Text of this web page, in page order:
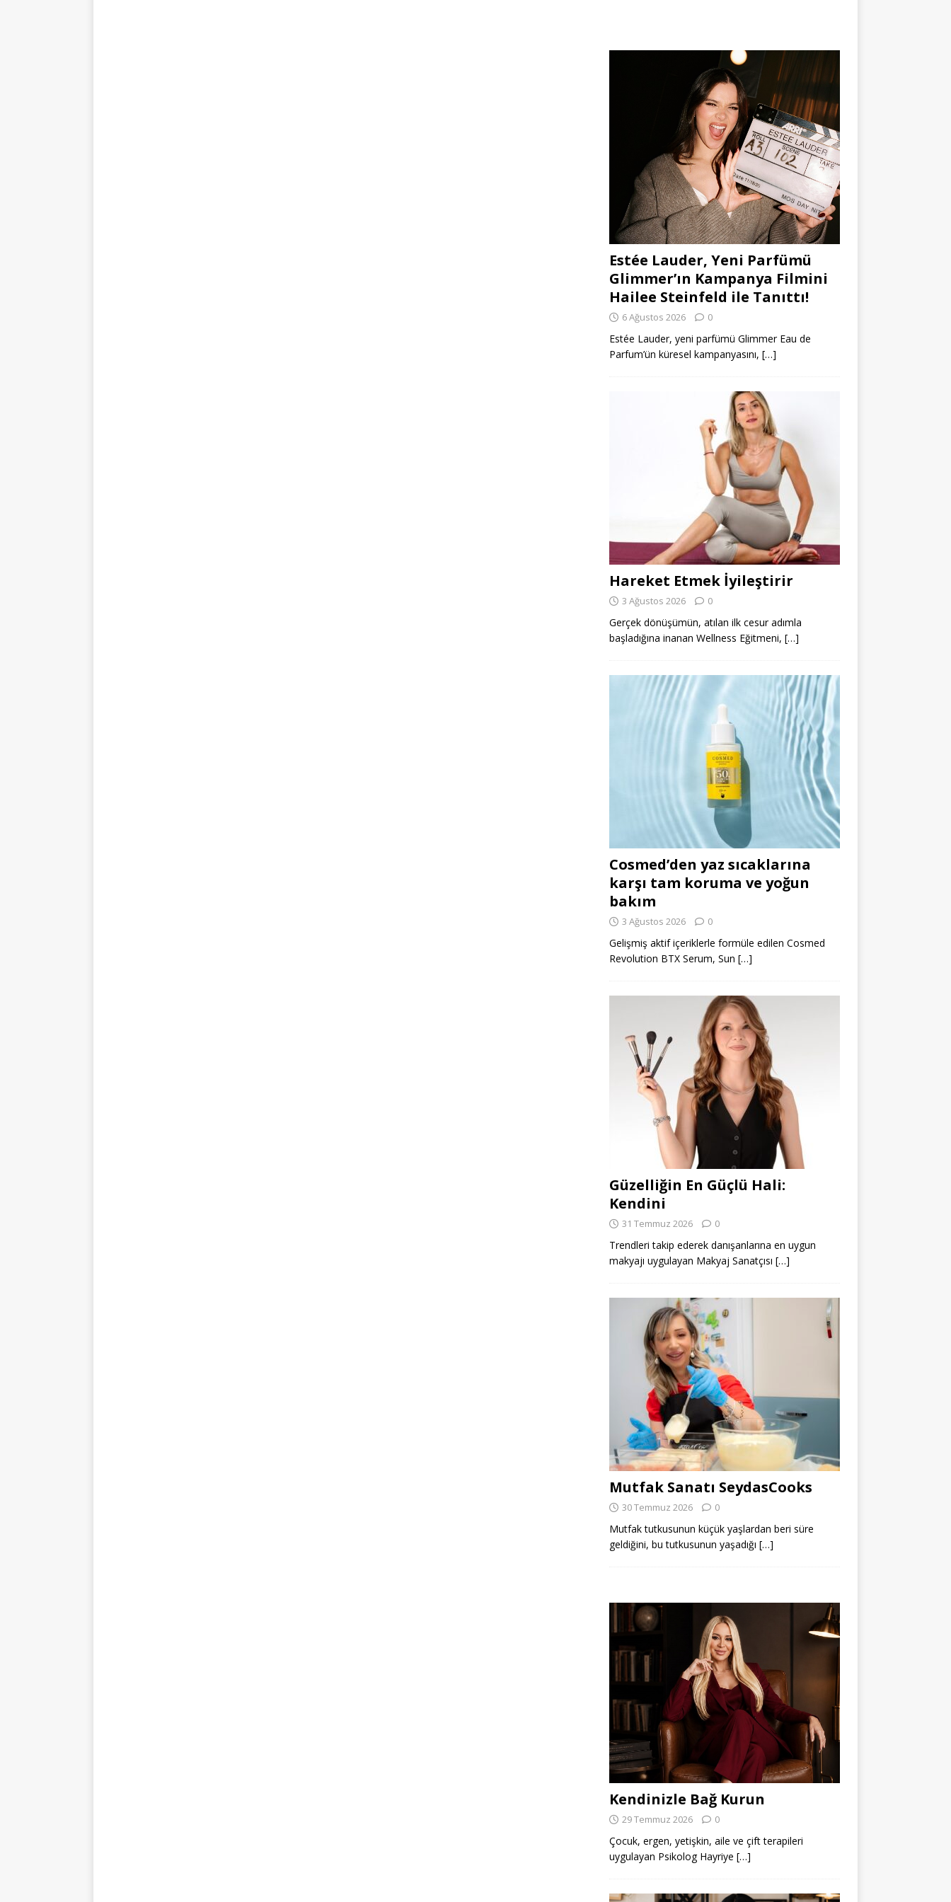
Estée Lauder, Yeni Parfümü
Glimmer’ın Kampanya Filmini
Hailee Steinfeld ile Tanıttı!
6 Ağustos 2026 0
Estée Lauder, yeni parfümü Glimmer Eau de
Parfum’ün küresel kampanyasını, […]
Hareket Etmek İyileştirir
3 Ağustos 2026 0
Gerçek dönüşümün, atılan ilk cesur adımla
başladığına inanan Wellness Eğitmeni, […]
Cosmed’den yaz sıcaklarına
karşı tam koruma ve yoğun
bakım
3 Ağustos 2026 0
Gelişmiş aktif içeriklerle formüle edilen Cosmed
Revolution BTX Serum, Sun […]
Güzelliğin En Güçlü Hali:
Kendini
31 Temmuz 2026 0
Trendleri takip ederek danışanlarına en uygun
makyajı uygulayan Makyaj Sanatçısı […]
Mutfak Sanatı SeydasCooks
30 Temmuz 2026 0
Mutfak tutkusunun küçük yaşlardan beri süre
geldiğini, bu tutkusunun yaşadığı […]
Kendinizle Bağ Kurun
29 Temmuz 2026 0
Çocuk, ergen, yetişkin, aile ve çift terapileri
uygulayan Psikolog Hayriye […]